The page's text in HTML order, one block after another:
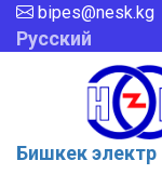
bipes@nesk.kg
Русский
Бишкек электр